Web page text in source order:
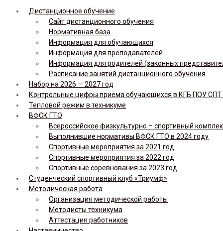
Дистанционное обучение
Сайт дистанционного обучения
Нормативная база
Информация для обучающихся
Информация для преподавателей
Информация для родителей (законных
Расписание занятий дистанционного обучения
Набор на 2026 — 2027 год
Контрольные цифры приёма обучающихся в КГБ ПОУ СПТ
Тепловой режим в техникуме
ВФСК ГТО
Всероссийское физкультурно – спортивный
Выполнившие нормативы ВФСК ГТО в 2024 году
Спортивные мероприятия за 2021 год
Спортивные мероприятия за 2022 год
Спортивные соревнования за 2023 год
Студенческий спортивный клуб «Триумф»
Методическая работа
Организация методической работы
Методисты техникума
Аттестация работников